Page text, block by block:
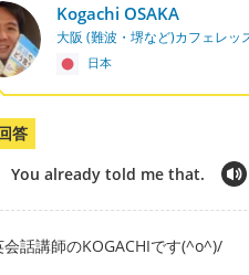
Kogachi OSAKA
大阪 (難波・堺など)カフェレッ
日本
答
You already told me that.
会話講師のKOGACHIです(^o^)/